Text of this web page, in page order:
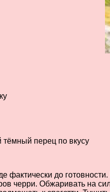
тёмный перец по вкусу
фактически до
черри. Обжаривать на